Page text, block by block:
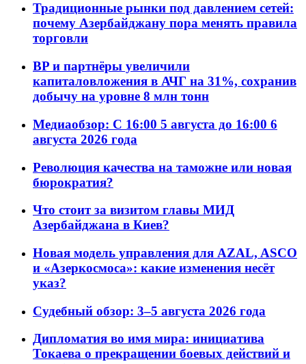
Традиционные рынки под давлением сетей:
почему Азербайджану пора менять правила
торговли
BP и партнёры увеличили
капиталовложения в АЧГ на 31%, сохранив
добычу на уровне 8 млн тонн
Медиаобзор: С 16:00 5 августа до 16:00 6
августа 2026 года
Революция качества на таможне или новая
бюрократия?
Что стоит за визитом главы МИД
Азербайджана в Киев?
Новая модель управления для AZAL, ASCO
и «Азеркосмоса»: какие изменения несёт
указ?
Судебный обзор: 3–5 августа 2026 года
Дипломатия во имя мира: инициатива
Токаева о прекращении боевых действий и